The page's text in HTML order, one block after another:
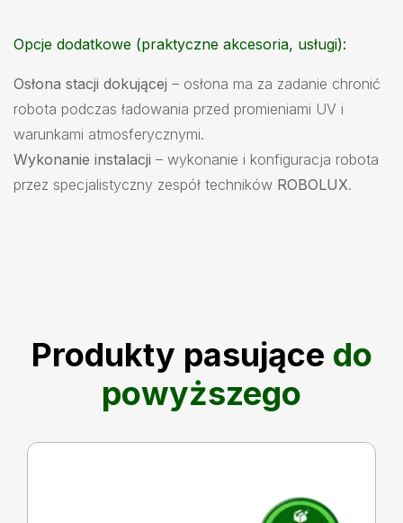
Opcje dodatkowe (praktyczne akcesoria, usługi):
Osłona stacji dokującej – osłona ma za zadanie chronić
robota podczas ładowania przed promieniami UV i
warunkami atmosferycznymi.
Wykonanie instalacji – wykonanie i konfiguracja robota
przez specjalistyczny zespół techników ROBOLUX.
Produkty pasujące do
powyższego